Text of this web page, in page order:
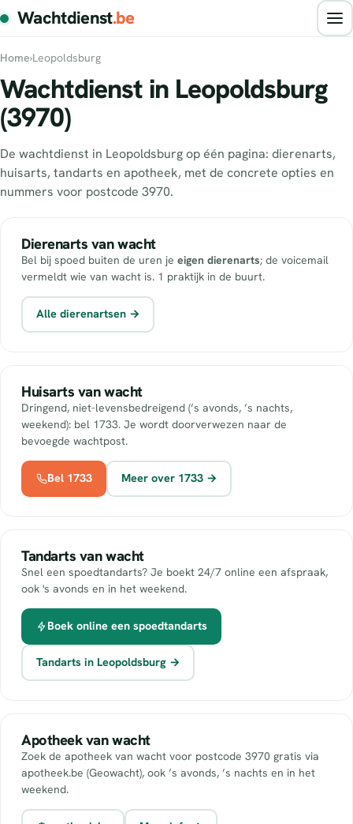
Wachtdienst.be
Home›Leopoldsburg
Wachtdienst in Leopoldsburg
(3970)
De wachtdienst in Leopoldsburg op één pagina: dierenarts,
huisarts, tandarts en apotheek, met de concrete opties en
nummers voor postcode 3970.
Dierenarts van wacht
Bel bij spoed buiten de uren je eigen dierenarts; de voicemail
vermeldt wie van wacht is. 1 praktijk in de buurt.
Alle dierenartsen →
Huisarts van wacht
Dringend, niet-levensbedreigend (’s avonds, ’s nachts,
weekend): bel 1733. Je wordt doorverwezen naar de
bevoegde wachtpost.
Bel 1733 Meer over 1733 →
Tandarts van wacht
Snel een spoedtandarts? Je boekt 24/7 online een afspraak,
ook 's avonds en in het weekend.
Boek online een spoedtandarts
Tandarts in Leopoldsburg →
Apotheek van wacht
Zoek de apotheek van wacht voor postcode 3970 gratis via
apotheek.be (Geowacht), ook ’s avonds, ’s nachts en in het
weekend.